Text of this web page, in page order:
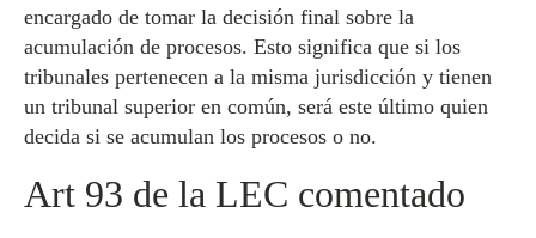
encargado de tomar la decisión final sobre la
acumulación de procesos. Esto significa que si los
tribunales pertenecen a la misma jurisdicción y tienen
un tribunal superior en común, será este último quien
decida si se acumulan los procesos o no.
Art 93 de la LEC comentado